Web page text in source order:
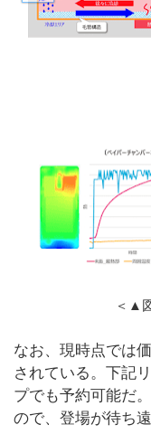
＜▲
なお、現時点では
されている。下記
プでも予約可能だ
ので、登場が待ち遠